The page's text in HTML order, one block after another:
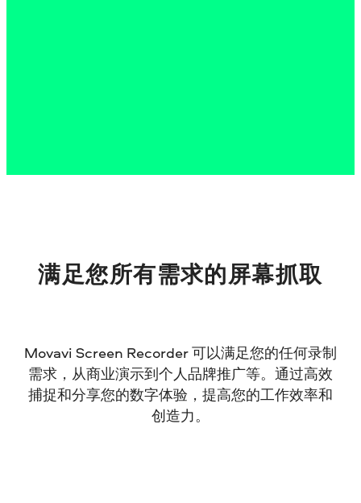
满足您所有需求的屏幕抓取
Movavi Screen Recorder 可以满足您的任何录制
需求，从商业演示到个人品牌推广等。通过高效
捕捉和分享您的数字体验，提高您的工作效率和
创造力。